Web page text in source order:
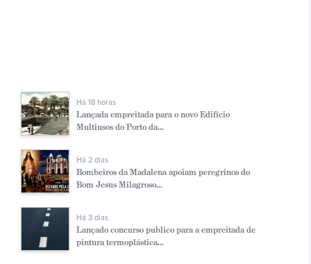
Há 18 horas
Lançada empreitada para o novo Edifício
Multiusos do Porto da...
Há 2 dias
Bombeiros da Madalena apoiam peregrinos do
Bom Jesus Milagroso...
Há 3 dias
Lançado concurso publico para a empreitada de
pintura termoplástica...